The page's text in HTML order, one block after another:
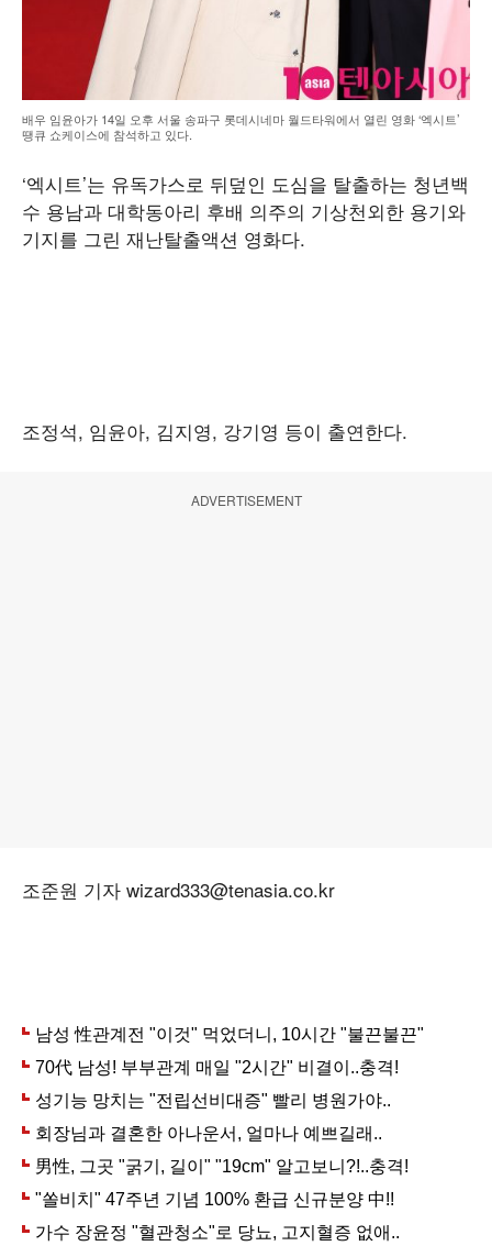
배우 임윤아가 14일 오후 서울 송파구 롯데시네마 월드타워에서 열린 영화 ‘엑시트’
땡큐 쇼케이스에 참석하고 있다.
‘엑시트’는 유독가스로 뒤덮인 도심을 탈출하는 청년백
수 용남과 대학동아리 후배 의주의 기상천외한 용기와
기지를 그린 재난탈출액션 영화다.
조정석, 임윤아, 김지영, 강기영 등이 출연한다.
ADVERTISEMENT
조준원 기자 wizard333@tenasia.co.kr